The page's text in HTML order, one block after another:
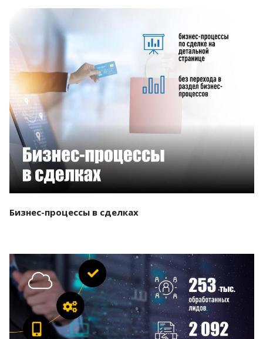
Бизнес-процессы в сделках